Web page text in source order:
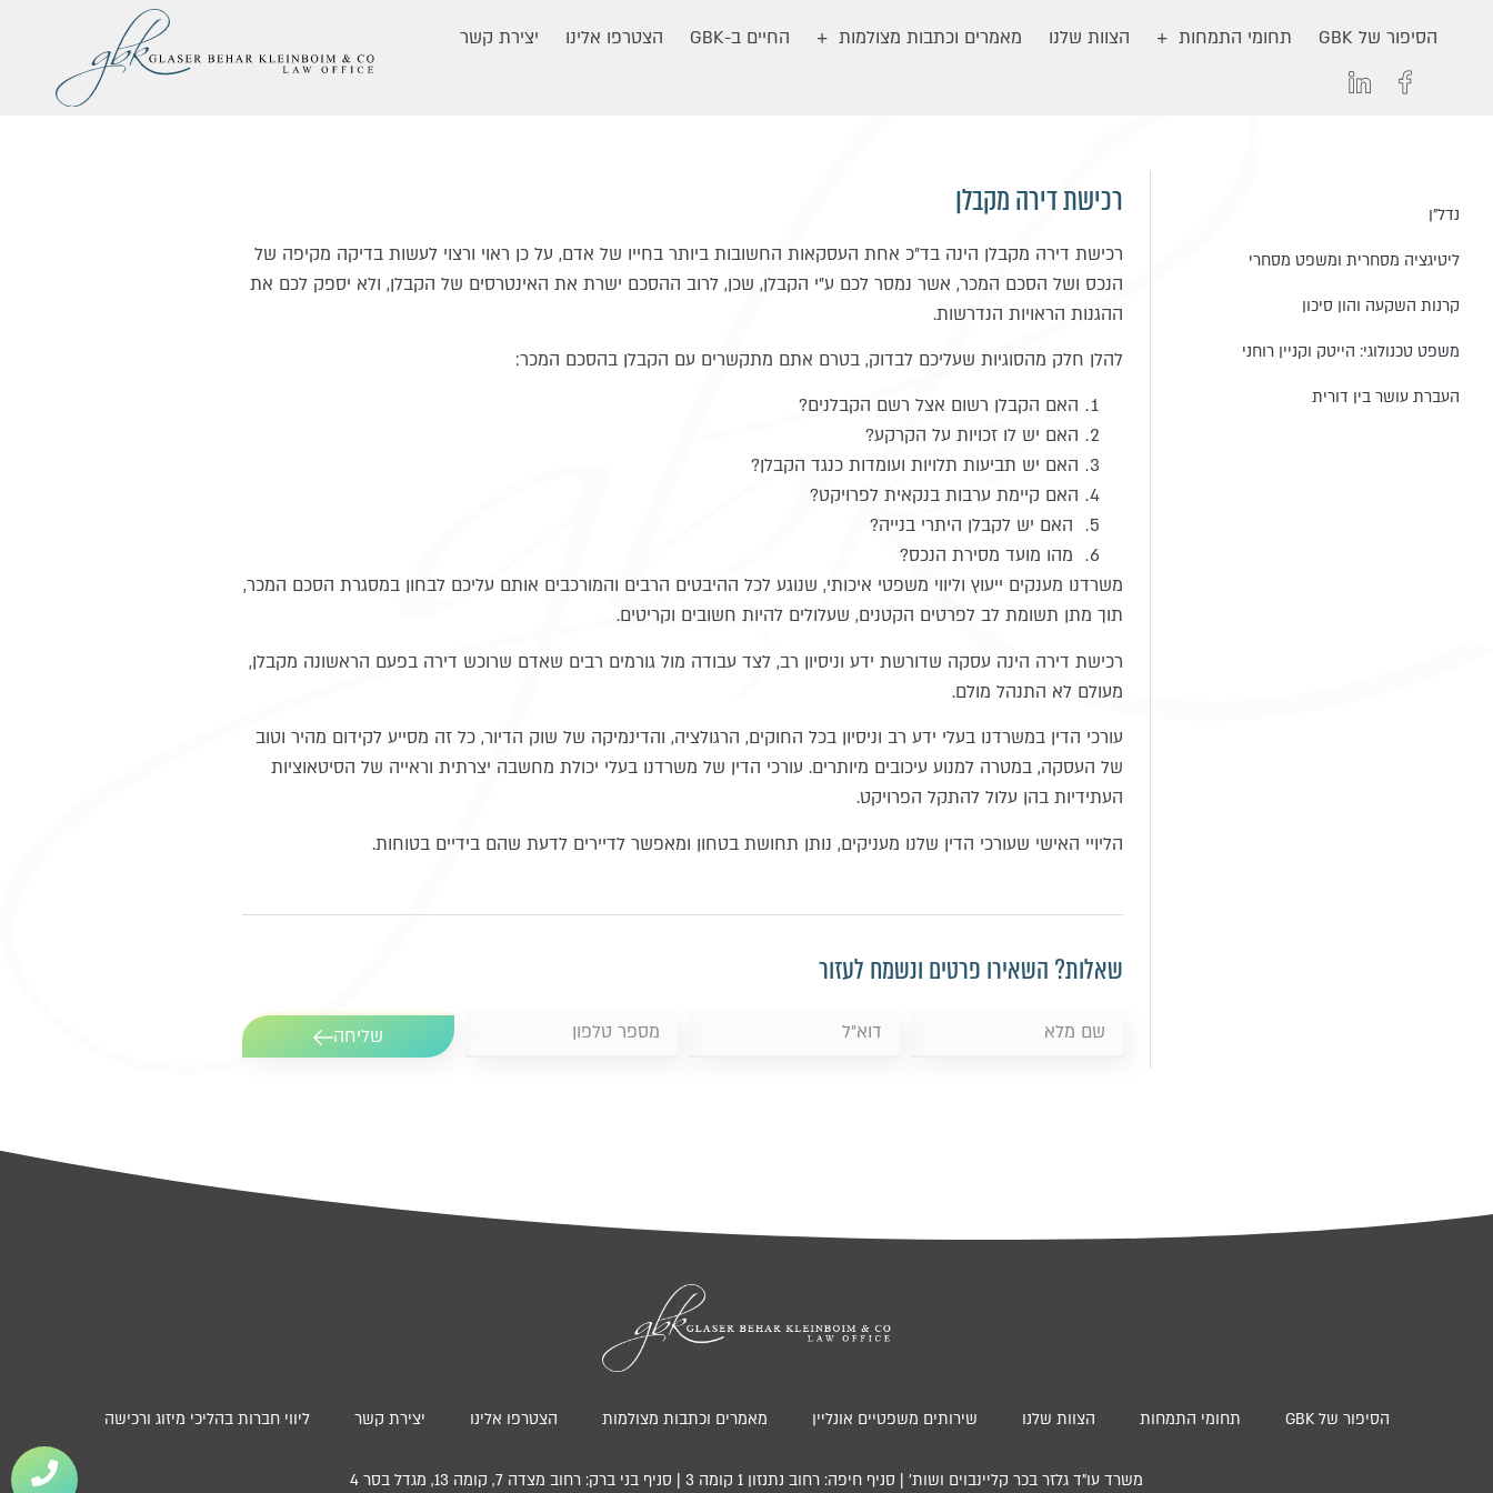
הסיפור של GBK תחומי התמחות הצוות שלנו מאמרים וכתבות מצולמות החיים ב-GBK הצטרפו אלינו יצירת קשר
נדל״ן
ליטיגציה מסחרית ומשפט מסחרי
קרנות השקעה והון סיכון
משפט טכנולוגי: הייטק וקניין רוחני
העברת עושר בין דורית
רכישת דירה מקבלן
רכישת דירה מקבלן הינה בד"כ אחת העסקאות החשובות ביותר בחייו של אדם, על כן ראוי ורצוי לעשות בדיקה מקיפה של
הנכס ושל הסכם המכר, אשר נמסר לכם ע"י הקבלן, שכן, לרוב ההסכם ישרת את האינטרסים של הקבלן, ולא יספק לכם את
ההגנות הראויות הנדרשות.
להלן חלק מהסוגיות שעליכם לבדוק, בטרם אתם מתקשרים עם הקבלן בהסכם המכר:
האם הקבלן רשום אצל רשם הקבלנים?
האם יש לו זכויות על הקרקע?
האם יש תביעות תלויות ועומדות כנגד הקבלן?
האם קיימת ערבות בנקאית לפרויקט?
האם יש לקבלן היתרי בנייה?
מהו מועד מסירת הנכס?
משרדנו מענקים ייעוץ וליווי משפטי איכותי, שנוגע לכל ההיבטים הרבים והמורכבים אותם עליכם לבחון במסגרת הסכם המכר,
תוך מתן תשומת לב לפרטים הקטנים, שעלולים להיות חשובים וקריטים.
רכישת דירה הינה עסקה שדורשת ידע וניסיון רב, לצד עבודה מול גורמים רבים שאדם שרוכש דירה בפעם הראשונה מקבלן,
מעולם לא התנהל מולם.
עורכי הדין במשרדנו בעלי ידע רב וניסיון בכל החוקים, הרגולציה, והדינמיקה של שוק הדיור, כל זה מסייע לקידום מהיר וטוב
של העסקה, במטרה למנוע עיכובים מיותרים. עורכי הדין של משרדנו בעלי יכולת מחשבה יצרתית וראייה של הסיטאוציות
העתידיות בהן עלול להתקל הפרויקט.
הליויי האישי שעורכי הדין שלנו מעניקים, נותן תחושת בטחון ומאפשר לדיירים לדעת שהם בידיים בטוחות.
שאלות? השאירו פרטים ונשמח לעזור
שליחה
הסיפור של GBK תחומי התמחות הצוות שלנו שירותים משפטיים אונליין מאמרים וכתבות מצולמות הצטרפו אלינו יצירת קשר ליווי חברות בהליכי מיזוג ורכישה
משרד עו”ד גלזר בכר קליינבוים ושות’ | סניף חיפה: רחוב נתנזון 1 קומה 3 | סניף בני ברק: רחוב מצדה 7, קומה 13, מגדל בסר 4